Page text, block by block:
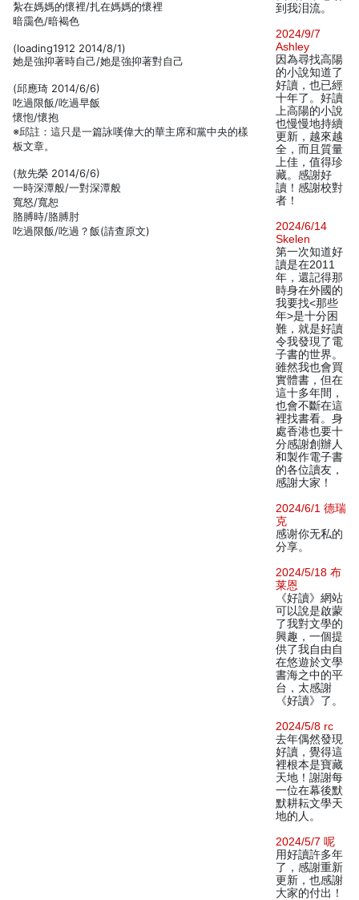
紮在媽媽的懷裡/扎在媽媽的懷裡
暗靄色/暗褐色
(loading1912 2014/8/1)
她是強抑著時自己/她是強抑著對自己
(邱應琦 2014/6/6)
吃過限飯/吃過早飯
懷怉/懷抱
※邱註：這只是一篇詠嘆偉大的華主席和黨中央的樣
板文章。
(敖先榮 2014/6/6)
一時深潭般/一對深潭般
寬怒/寬恕
胳膊時/胳膊肘
吃過限飯/吃過？飯(請查原文)
到我泪流。
2024/9/7
Ashley
因為尋找高陽
的小說知道了
好讀，也已經
十年了。好讀
上高陽的小說
也慢慢地持續
更新，越來越
全，而且質量
上佳，值得珍
藏。感謝好
讀！感謝校對
者！
2024/6/14
Skelen
第一次知道好
讀是在2011
年，還記得那
時身在外國的
我要找<那些
年>是十分困
難，就是好讀
令我發現了電
子書的世界。
雖然我也會買
實體書，但在
這十多年間，
也會不斷在這
裡找書看。身
處香港也要十
分感謝創辦人
和製作電子書
的各位讀友，
感謝大家！
2024/6/1 德瑞
克
感谢你无私的
分享。
2024/5/18 布
莱恩
《好讀》網站
可以說是啟蒙
了我對文學的
興趣，一個提
供了我自由自
在悠遊於文學
書海之中的平
台，太感謝
《好讀》了。
2024/5/8 rc
去年偶然發現
好讀，覺得這
裡根本是寶藏
天地！謝謝每
一位在幕後默
默耕耘文學天
地的人。
2024/5/7 呢
用好讀許多年
了，感謝重新
更新，也感謝
大家的付出！